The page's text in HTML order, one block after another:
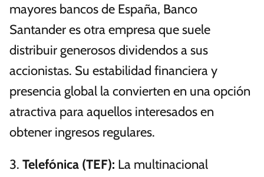
mayores bancos de España, Banco
Santander es otra empresa que suele
distribuir generosos dividendos a sus
accionistas. Su estabilidad financiera y
presencia global la convierten en una opción
atractiva para aquellos interesados en
obtener ingresos regulares.
3. Telefónica (TEF): La multinacional